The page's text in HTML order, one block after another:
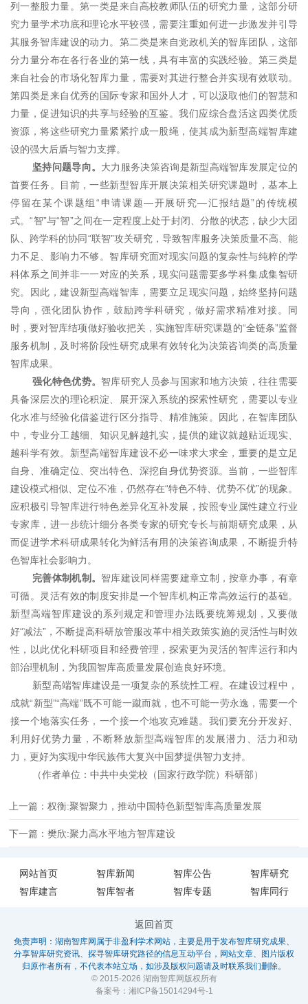
列一整股力量。第一类是来自高校教师队伍的研究力量，这部分研
究力量学术功底和理论水平较强，需要注重如何进一步激发并引导
其服务智库建设的动力。第二类是来自党政机关的智库团队，这部
分力量分布在各行各业的第一线，具有丰富的实践经验。第三类是
来自社会的市场化智库力量，需要对其进行整合并实现有效联动。
第四类是来自优秀的国际专家和国外人才，可以汲取他们的智慧和
力量，促进知识的共享与经验的互鉴。我们应综合盘活这四类优质
资源，将这些研究力量紧紧拧成一股绳，使其成为新型高端智库建
设的强大后盾与智力支撑。
坚持问题导向。 大力服务决策咨询是新型高端智库发展定位的
首要任务。目前，一些新型智库开展决策相关研究课题时，基本上
停留在某个课题组“申请课题—开展研究—汇报结题”的传统模
式。“智”与“智”之间在一定程度上处于封闭、分散的状态，缺少大团
队、跨学科的协同“联智”攻关研究，导致智库服务决策质量不高、能
力不足、影响力不够。智库研究面对现实问题的复杂性与纯粹的学
科体系之间并非一一对应的关系，现实问题需要多学科集成集智研
究。因此，建设新型高端智库，需要立足现实问题，始终坚持问题
导向，强化团队协作，鼓励跨学科研究，做好需求精准对接。同
时，要对智库结项做好验收把关，实施智库研究课题的“全链条”监督
服务机制，及时将阶段性研究成果有效转化为决策咨询类的高质量
智库成果。
强化特色优势。 智库研究人员参与国家和地方决策，往往需要
具备深层次的理论积淀、展开深入系统的探索性研究，需要以专业
化水准与经验化借鉴进行区分指导、精准施策。因此，在智库团队
中，专业分工越细、知识见解越扎实，提供的建议就越贴近现实、
越科学有效。新型高端智库建设不必一味求大求全，重要的是立足
自身、准确定位、突出特色、深挖自身优势资源。当前，一些智库
建设模式相似、定位不准，仍然存在“特色不特、优势不优”的现象。
应积极引导智库进行特色差异化互补发展，按照专业属性建立行业
专家库，进一步统计细分各类专家的研究专长与前期研究成果，从
而促进学术科研成果转化为鲜活有用的决策咨询成果，不断提升特
色智库社会影响力。
完善体制机制。 智库建设同样需要建章立制，按章办事，有章
可循。灵活有效的制度安排是一个智库机构正常高效运行的基础。
新型高端智库建设的系列规定和管理办法既要统筹规划，又要做
好“减法”，不断提高科研放管服改革中相关政策实施的灵活性与时效
性，以此优化科研项目和经费管理，探索更为灵活的智库运行和内
部治理机制，为我国智库高质量发展创造良好环境。
新型高端智库建设是一项复杂的系统性工程。在建设过程中，
成就“新型”“高端”既不可能一蹴而就，也不可能一劳永逸，需要一个
接一个地落实任务，一个接一个地攻克难题。我们要充分开发好、
利用好优势力量，不断释放新型高端智库的发展潜力、活力和动
力，更好为实现中华民族伟大复兴中国梦提供智力支持。
（作者单位：中共中央党校（国家行政学院）科研部）
上一篇：权衡:聚智聚力，推动中国特色新型智库高质量发展
下一篇：樊欣:聚力高水平地方智库建设
网站首页 智库新闻 智库公告
智库研究
智库建言
智库智者 智库专题 智库同行
返回首页
免责声明：湖南智库网属于非盈利学术网站，主要是用于发布智库研究成果、
分享智库研究资讯、探寻智库研究路径的信息互动平台，网站文章、图片版权
归原作者所有，不代表本站立场，如涉及版权问题请及时联系我们删除。
© 2015-2026 湖南智库网版权所有
备案号： 湘ICP备15014294号-1